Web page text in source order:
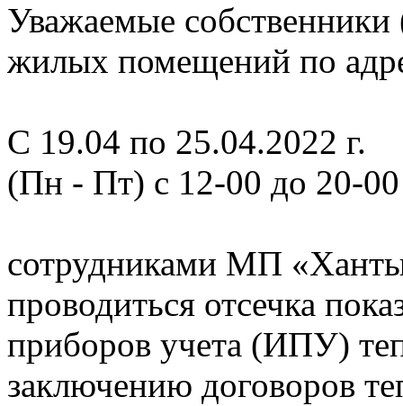
Уважаемые собственники
жилых помещений по
С 19.04 по 25.04.2022 г.
(Пн - Пт) с 12-00 до 20-00
сотрудниками МП
проводиться отсечка
приборов учета (ИПУ)
заключению договоров